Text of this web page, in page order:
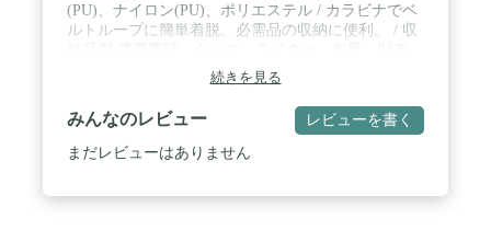
(PU)、ナイロン(PU)、ポリエステル / カラビナでベ
ルトループに簡単着脱。必需品の収納に便利。 / 収
小物、ペン、伝票、手帳、印鑑、等 / ブランド:ロゴ
続きを見る
みんなのレビュー レビューを書く
まだレビューはありません